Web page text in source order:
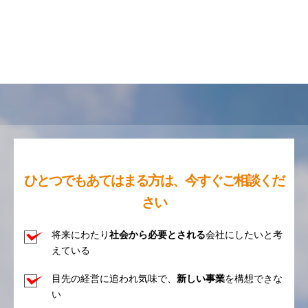
ひとつでもあてはまる方は、今すぐご相談くだ
さい
将来にわたり社会から必要とされる会社にしたいと考
えている
目先の経営に追われ気味で、 新しい事業を構想できな
い